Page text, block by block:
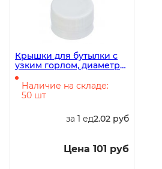
Крышки для бутылки с
узким горлом, диаметр
28 мм, белые, 50 штук
Наличие на складе:
50 шт
за 1 ед2.02 руб
Цена 101 руб